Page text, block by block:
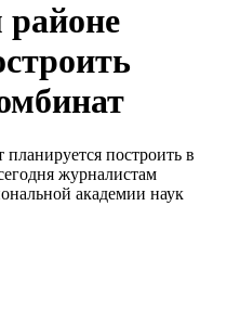
построить в
журналистам
академии наук